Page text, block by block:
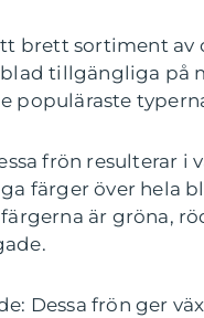
brett sortiment av
tillgängliga på
populäraste
frön resulterar i
färger över hela
är gröna,
Dessa frön ger